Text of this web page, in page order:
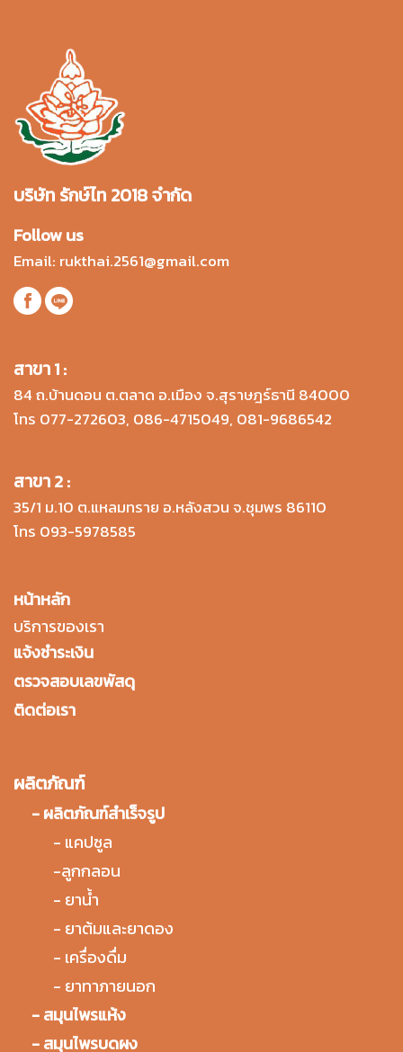
บริษัท รักษ์ไท 2018 จำกัด
Follow us
Email: rukthai.2561@gmail.com
สาขา 1 :
84 ถ.บ้านดอน ต.ตลาด อ.เมือง จ.สุราษฎร์ธานี 84000
โทร 077-272603, 086-4715049, 081-9686542
สาขา 2 :
35/1 ม.10 ต.แหลมทราย อ.หลังสวน จ.ชุมพร 86110
โทร 093-5978585
หน้าหลัก
บริการของเรา
แจ้งชำระเงิน
ตรวจสอบเลขพัสดุ
ติดต่อเรา
ผลิตภัณฑ์
-ผลิตภัณฑ์สำเร็จรูป
- แคปซูล
-ลูกกลอน
- ยาน้ำ
- ยาต้มและยาดอง
- เครื่องดื่ม
- ยาทาภายนอก
-สมุนไพรแห้ง
-สมุนไพรบดผง